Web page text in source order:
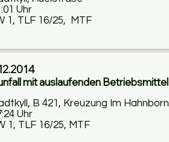
Uhr
1, TLF 16/25, MTF
mit auslaufenden Betriebsmittel
B 421, Kreuzung Im Hahnborn
Uhr
1, TLF 16/25, MTF